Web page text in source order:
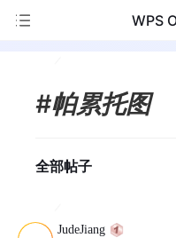
WPS
#帕累托图
全部帖子
JudeJiang